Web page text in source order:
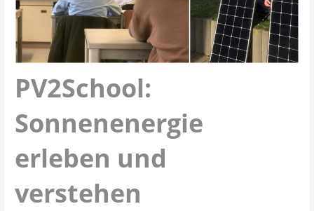
PV2School:
Sonnenenergie
erleben und
verstehen